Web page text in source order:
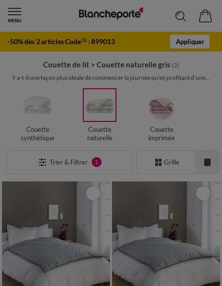
-50% dès 2 articles Code(1) :899013 Appliquer
Couette de lit > Couette naturelle gris (2)
Y a-t-il une façon plus idéale de commencer la journée qu’en profitant d’une...
Couette
synthétique
Couette
naturelle
Couette
imprimée
Trier & Filtrer 1 Grille